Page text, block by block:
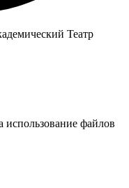
Театр
использование файлов